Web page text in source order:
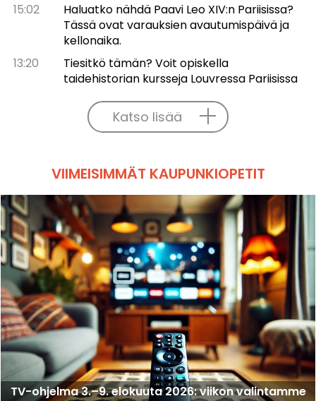
15:02
Haluatko nähdä Paavi Leo XIV:n Pariisissa?
Tässä ovat varauksien avautumispäivä ja
kellonaika.
13:20
Tiesitkö tämän? Voit opiskella
taidehistorian kursseja Louvressa Pariisissa
Katso lisää
VIIMEISIMMÄT KAUPUNKIOPETIT
TV-ohjelma 3.–9. elokuuta 2026: viikon valintamme